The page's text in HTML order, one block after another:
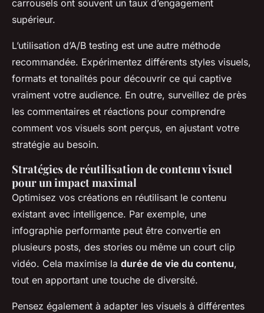
carrousels ont souvent un taux d’engagement
supérieur.
L’utilisation d’A/B testing est une autre méthode
recommandée. Expérimentez différents styles visuels,
formats et tonalités pour découvrir ce qui captive
vraiment votre audience. En outre, surveillez de près
les commentaires et réactions pour comprendre
comment vos visuels sont perçus, en ajustant votre
stratégie au besoin.
Stratégies de réutilisation de contenu visuel
pour un impact maximal
Optimisez vos créations en réutilisant le contenu
existant avec intelligence. Par exemple, une
infographie performante peut être convertie en
plusieurs posts, des stories ou même un court clip
vidéo. Cela maximise la durée de vie du contenu,
tout en apportant une touche de diversité.
Pensez également à adapter les visuels à différentes